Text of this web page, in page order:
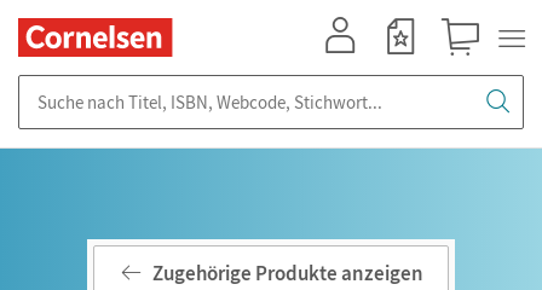
Zugehörige Produkte anzeigen